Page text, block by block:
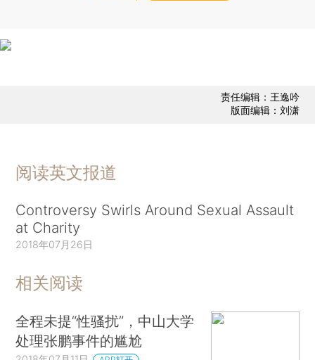
责任编辑：王逸吟
版面编辑：刘潇
阅读英文报道
Controversy Swirls Around Sexual Assault
at Charity
2018年07月26日
相关阅读
全程未提“性骚扰”，中山大学
处理张鹏事件的尴尬